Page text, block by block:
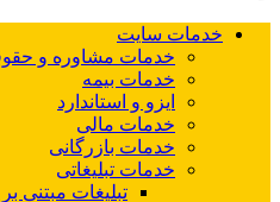
خدمات سایت
خدمات مشاوره و
خدمات بیمه
ایزو و استاندارد
خدمات مالی
خدمات بازرگانی
خدمات تبلیغاتی
تبلیغات مبتنی